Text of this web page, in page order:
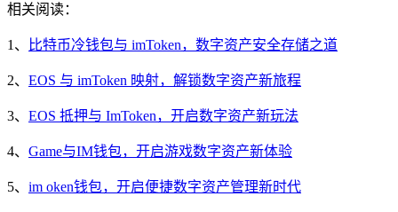
相关阅读：
1、 比特币冷钱包与 imToken，数字资产安全存储之道
2、 EOS 与 imToken 映射，解锁数字资产新旅程
3、 EOS 抵押与 ImToken，开启数字资产新玩法
4、 Game与IM钱包，开启游戏数字资产新体验
5、 im oken钱包，开启便捷数字资产管理新时代